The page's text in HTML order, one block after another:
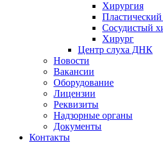
Хирургия
Сосудистый
Хирург
Центр слуха ДНК
Новости
Вакансии
Оборудование
Лицензии
Реквизиты
Надзорные органы
Документы
Контакты